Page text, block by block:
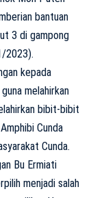
bantuan
3 di gampong
2023).
kepada
melahirkan
bibit-bibit
Cunda
Cunda.
Bu Ermiati
menjadi salah